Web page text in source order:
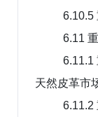
6.10.5
6.11
6.11.1
天然皮革市
6.11.2